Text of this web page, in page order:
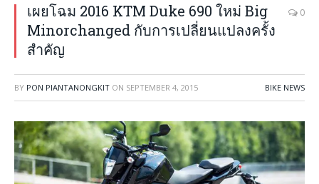
เผยโฉม 2016 KTM Duke 690 ใหม่ Big
Minorchanged กับการเปลี่ยนแปลงครั้ง
สำคัญ
0
BY PON PIANTANONGKIT ON SEPTEMBER 4, 2015 BIKE NEWS